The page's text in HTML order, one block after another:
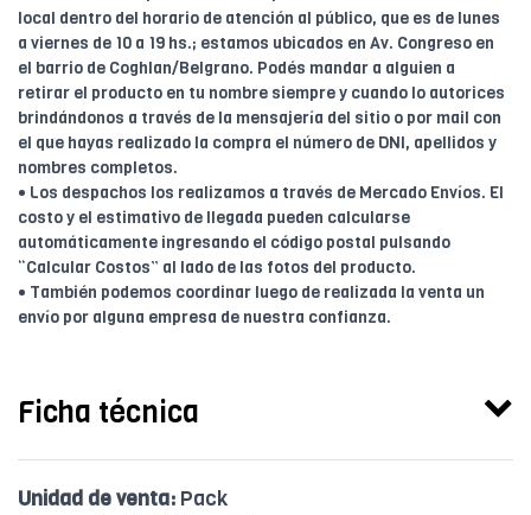
local dentro del horario de atención al público, que es de lunes
a viernes de 10 a 19 hs.; estamos ubicados en Av. Congreso en
el barrio de Coghlan/Belgrano. Podés mandar a alguien a
retirar el producto en tu nombre siempre y cuando lo autorices
brindándonos a través de la mensajería del sitio o por mail con
el que hayas realizado la compra el número de DNI, apellidos y
nombres completos.
• Los despachos los realizamos a través de Mercado Envíos. El
costo y el estimativo de llegada pueden calcularse
automáticamente ingresando el código postal pulsando
“Calcular Costos” al lado de las fotos del producto.
• También podemos coordinar luego de realizada la venta un
envío por alguna empresa de nuestra confianza.
Ficha técnica
Unidad de venta: Pack